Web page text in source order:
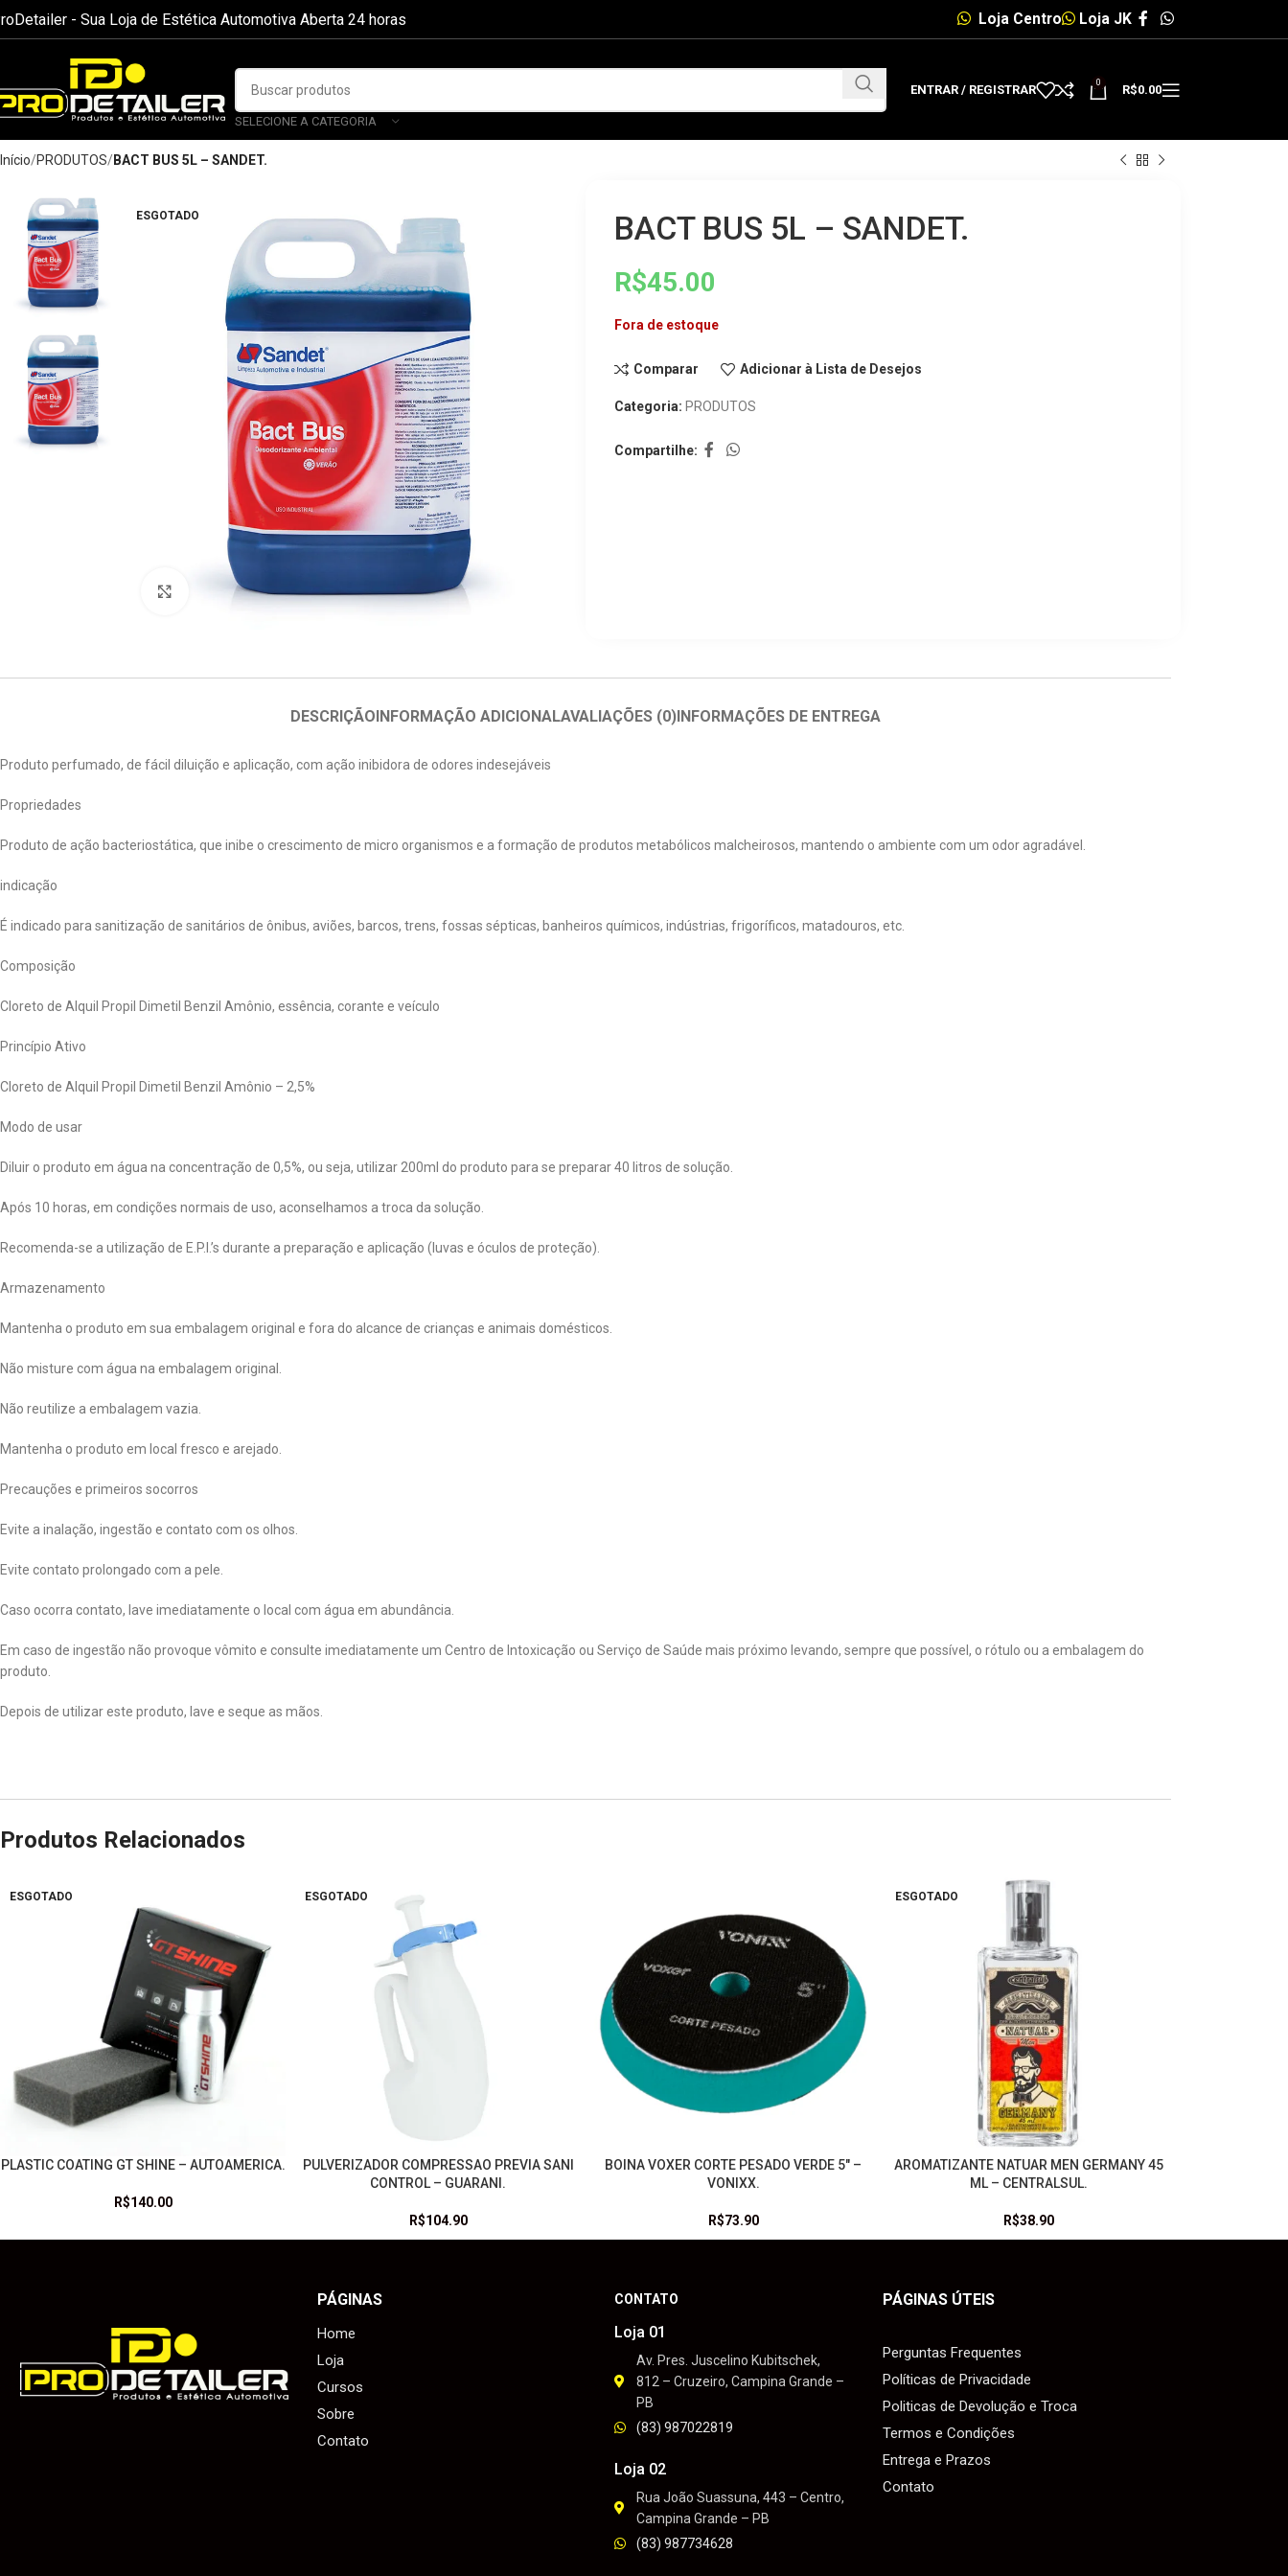
- Sua Loja de Estética Automotiva Aberta 24 horas Loja Centro Loja JK
SELECIONE A CATEGORIA
ENTRAR / REGISTRAR
0
R$0.00
Início PRODUTOS BACT BUS 5L – SANDET.
ESGOTADO
Clique para ampliar
BACT BUS 5L – SANDET.
R$45.00
Fora de estoque
Comparar Adicionar à Lista de Desejos
Categoria: PRODUTOS
Compartilhe:
DESCRIÇÃOINFORMAÇÃO ADICIONALAVALIAÇÕES (0)INFORMAÇÕES DE ENTREGA
Produto perfumado, de fácil diluição e aplicação, com ação inibidora de odores indesejáveis
Propriedades
Produto de ação bacteriostática, que inibe o crescimento de micro organismos e a formação de produtos metabólicos malcheirosos, mantendo o ambiente com um odor agradável.
indicação
É indicado para sanitização de sanitários de ônibus, aviões, barcos, trens, fossas sépticas, banheiros químicos, indústrias, frigoríficos, matadouros, etc.
Composição
Cloreto de Alquil Propil Dimetil Benzil Amônio, essência, corante e veículo
Princípio Ativo
Cloreto de Alquil Propil Dimetil Benzil Amônio – 2,5%
Modo de usar
Diluir o produto em água na concentração de 0,5%, ou seja, utilizar 200ml do produto para se preparar 40 litros de solução.
Após 10 horas, em condições normais de uso, aconselhamos a troca da solução.
Recomenda-se a utilização de E.P.I.’s durante a preparação e aplicação (luvas e óculos de proteção).
Armazenamento
Mantenha o produto em sua embalagem original e fora do alcance de crianças e animais domésticos.
Não misture com água na embalagem original.
Não reutilize a embalagem vazia.
Mantenha o produto em local fresco e arejado.
Precauções e primeiros socorros
Evite a inalação, ingestão e contato com os olhos.
Evite contato prolongado com a pele.
Caso ocorra contato, lave imediatamente o local com água em abundância.
Em caso de ingestão não provoque vômito e consulte imediatamente um Centro de Intoxicação ou Serviço de Saúde mais próximo levando, sempre que possível, o rótulo ou a embalagem do
produto.
Depois de utilizar este produto, lave e seque as mãos.
Produtos Relacionados
ESGOTADO
LEIA MAIS
PLASTIC COATING GT SHINE – AUTOAMERICA.
R$140.00
ESGOTADO
LEIA MAIS
PULVERIZADOR COMPRESSAO PREVIA SANI
CONTROL – GUARANI.
R$104.90
ADICIONAR AO CARRINHO
BOINA VOXER CORTE PESADO VERDE 5″ –
VONIXX.
R$73.90
ESGOTADO
LEIA MAIS
AROMATIZANTE NATUAR MEN GERMANY 45
ML – CENTRALSUL.
R$38.90
PÁGINAS
Home
Loja
Cursos
Sobre
Contato
CONTATO
Loja 01
Av. Pres. Juscelino Kubitschek,
812 – Cruzeiro, Campina Grande –
PB
(83) 987022819
Loja 02
Rua João Suassuna, 443 – Centro,
Campina Grande – PB
(83) 987734628
PÁGINAS ÚTEIS
Perguntas Frequentes
Políticas de Privacidade
Politicas de Devolução e Troca
Termos e Condições
Entrega e Prazos
Contato